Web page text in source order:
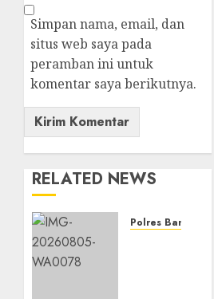
Simpan nama, email, dan
situs web saya pada
peramban ini untuk
komentar saya berikutnya.
RELATED NEWS
Polres Banjarbaru